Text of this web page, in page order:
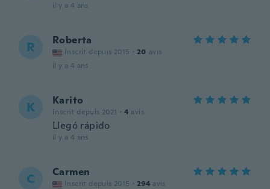
il y a 4 ans
R Roberta
Inscrit depuis 2015 · 20 avis
il y a 4 ans
K Karito
Inscrit depuis 2021 · 4 avis
Llegó rápido
il y a 4 ans
C Carmen
Inscrit depuis 2015 · 294 avis